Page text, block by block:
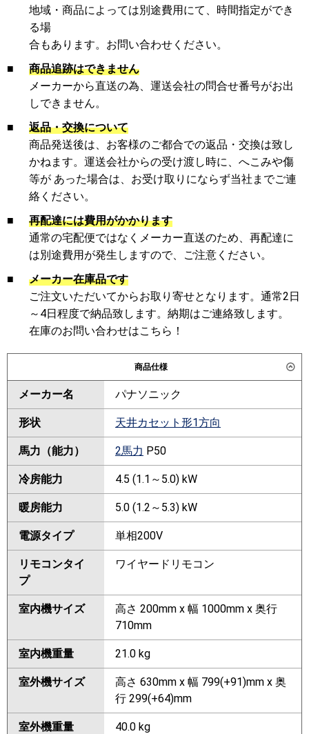
地域・商品によっては別途費用にて、時間指定ができ
る場
合もあります。お問い合わせください。
■
商品追跡はできません
メーカーから直送の為、運送会社の問合せ番号がお出
しできません。
■
返品・交換について
商品発送後は、お客様のご都合での返品・交換は致し
かねます。運送会社からの受け渡し時に、へこみや傷
等が あった場合は、お受け取りにならず当社までご連
絡ください。
■
再配達には費用がかかります
通常の宅配便ではなくメーカー直送のため、再配達に
は別途費用が発生しますので、ご注意ください。
■
メーカー在庫品です
ご注文いただいてからお取り寄せとなります。通常2日
～4日程度で納品致します。納期はご連絡致します。
在庫のお問い合わせはこちら！
商品仕様
メーカー名 パナソニック
形状 天井カセット形1方向
馬力（能力） 2馬力 P50
冷房能力 4.5 (1.1～5.0) kW
暖房能力 5.0 (1.2～5.3) kW
電源タイプ 単相200V
リモコンタイ
プ
ワイヤードリモコン
室内機サイズ
高さ 200mm x 幅 1000mm x 奥行
710mm
室内機重量 21.0 kg
室外機サイズ
高さ 630mm x 幅 799(+91)mm x 奥
行 299(+64)mm
室外機重量 40.0 kg